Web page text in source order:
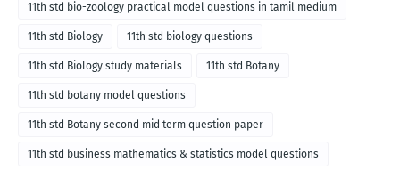
11th std bio-zoology practical model questions in tamil medium
11th std Biology 11th std biology questions
11th std Biology study materials 11th std Botany
11th std botany model questions
11th std Botany second mid term question paper
11th std business mathematics & statistics model questions